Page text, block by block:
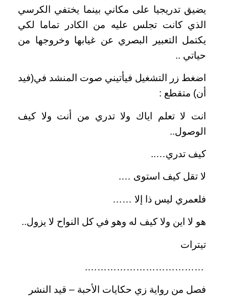
يضيق تدريجيا على مكاني بينما يختفي الكرسي
الذي كانت تجلس عليه من الكادر تماما لكي
يكتمل التعبير البصري عن غيابها وخروجها من
حياتي ..
اضغط زر التشغيل فيأتيني صوت المنشد في(فيد
أن) متقطع :
انت لا تعلم اياك ولا تدري من أنت ولا كيف
الوصول..
كيف تدري…..
لا تقل كيف استوى ….
فلعمري ليس ذا إلا ……
هو لا اين ولا كيف له وهو في كل النواح لا يزول..
تيترات
……………………………….
فصل من رواية زي حكايات الأحبة – قيد النشر